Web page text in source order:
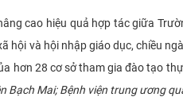
cao hiệu quả hợp tác giữa
hội và hội nhập giáo dục, chiều
hơn 28 cơ sở tham gia đào tạo
Bạch Mai; Bệnh viện trung ương